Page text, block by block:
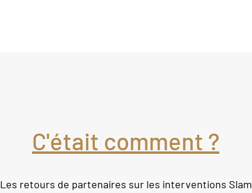
C'était comment ?
Les retours de partenaires sur les interventions Slam